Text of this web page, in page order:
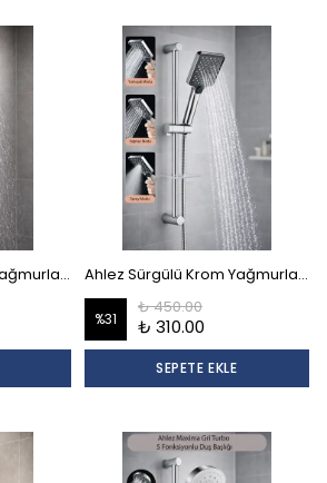
Ahlez Sürgülü Krom Yağmurlama Gediz 4 Fonksiyonlu Model Duş Seti Ahlez Sürgülü Krom Yağmurlama Tuşlu 3 Fonksiyonlu Aqua Model Duş Seti
%31
₺ 450.00
₺ 310.00
SEPETE EKLE